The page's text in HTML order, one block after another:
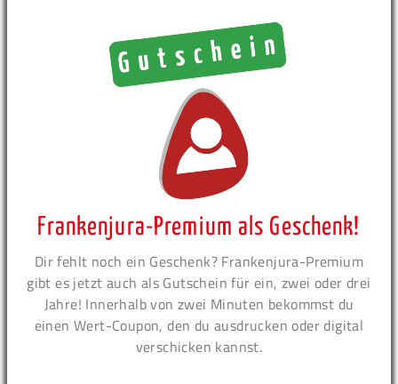
Frankenjura-Premium als Geschenk!
Dir fehlt noch ein Geschenk? Frankenjura-Premium
gibt es jetzt auch als Gutschein für ein, zwei oder drei
Jahre! Innerhalb von zwei Minuten bekommst du
einen Wert-Coupon, den du ausdrucken oder digital
verschicken kannst.